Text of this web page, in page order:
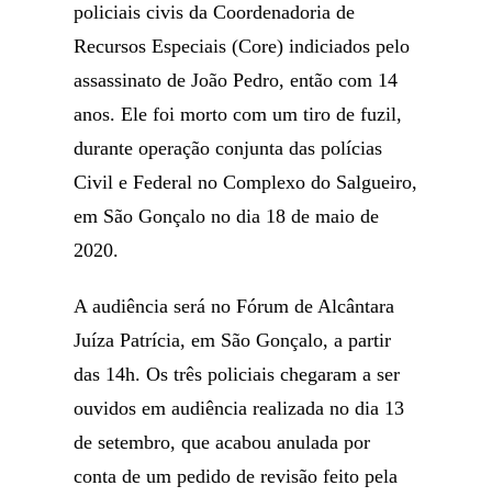
policiais civis da Coordenadoria de
Recursos Especiais (Core) indiciados pelo
assassinato de João Pedro, então com 14
anos. Ele foi morto com um tiro de fuzil,
durante operação conjunta das polícias
Civil e Federal no Complexo do Salgueiro,
em São Gonçalo no dia 18 de maio de
2020.
A audiência será no Fórum de Alcântara
Juíza Patrícia, em São Gonçalo, a partir
das 14h. Os três policiais chegaram a ser
ouvidos em audiência realizada no dia 13
de setembro, que acabou anulada por
conta de um pedido de revisão feito pela